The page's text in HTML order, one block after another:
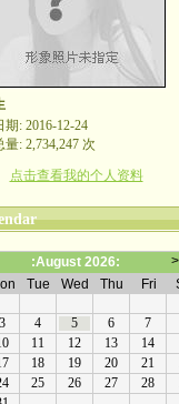
期: 2016-12-24
量: 2,734,247 次
点击查看我的个人资料